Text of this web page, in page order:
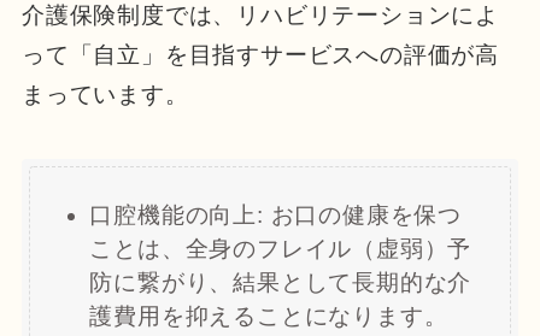
介護保険制度では、リハビリテーションによ
って「自立」を目指すサービスへの評価が高
まっています。
口腔機能の向上: お口の健康を保つ
ことは、全身のフレイル（虚弱）予
防に繋がり、結果として長期的な介
護費用を抑えることになります。